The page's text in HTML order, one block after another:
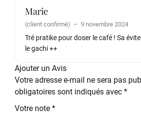
Marie
(client confirmé) – 9 novembre 2024
Tré pratike pour doser le café ! Sa évite
le gachi ++
Ajouter un Avis
Votre adresse e-mail ne sera pas
obligatoires sont indiqués avec *
Votre note *